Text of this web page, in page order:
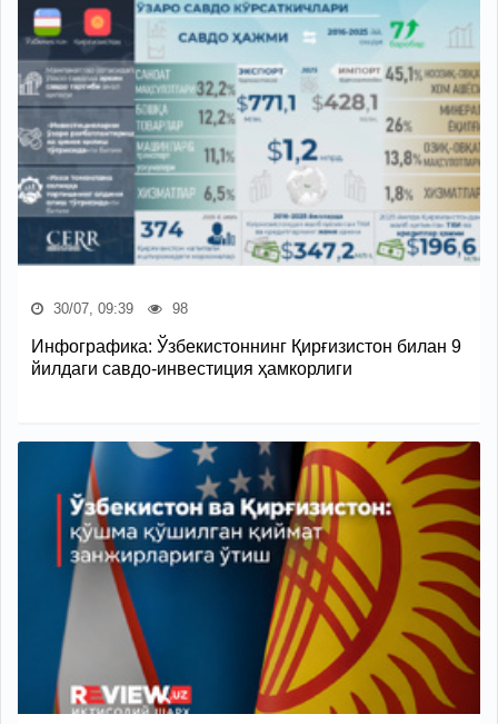
30/07, 09:39 98
Инфографика: Ўзбекистоннинг Қирғизистон билан 9
йилдаги савдо-инвестиция ҳамкорлиги